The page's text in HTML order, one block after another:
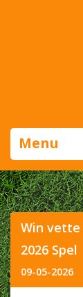
Menu
Win vette
2026 Spel
09-05-2026